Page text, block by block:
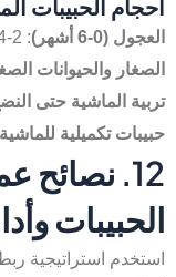
أحجام الحبيبات
العجول (0-6 أشهر)
: 2-4 مم
الصغار والحيوانات
تربية الماشية حتى
حبيبات تكميلية للماشية
12. نصائح
الحبيبات
استخدم استراتيجية